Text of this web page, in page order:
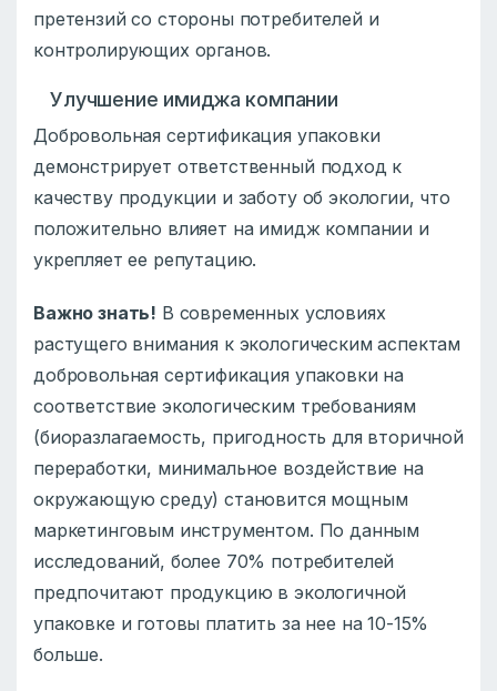
претензий со стороны потребителей и
контролирующих органов.
Улучшение имиджа компании
Добровольная сертификация упаковки
демонстрирует ответственный подход к
качеству продукции и заботу об экологии, что
положительно влияет на имидж компании и
укрепляет ее репутацию.
Важно знать! В современных условиях
растущего внимания к экологическим аспектам
добровольная сертификация упаковки на
соответствие экологическим требованиям
(биоразлагаемость, пригодность для вторичной
переработки, минимальное воздействие на
окружающую среду) становится мощным
маркетинговым инструментом. По данным
исследований, более 70% потребителей
предпочитают продукцию в экологичной
упаковке и готовы платить за нее на 10-15%
больше.